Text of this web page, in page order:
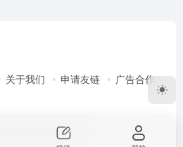
关于我们 申请友链 广告合作
渝ICP备2022003351号-2